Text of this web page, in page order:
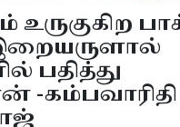
உருகுகிற
பதித்து
-கம்பவாரிதி